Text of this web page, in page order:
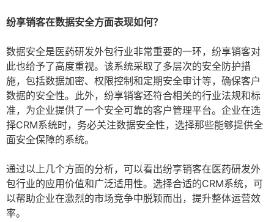
纷享销客在数据安全方面表现如何？
数据安全是医药研发外包行业非常重要的一环，纷享销客对
此也给予了高度重视。该系统采取了多层次的安全防护措
施，包括数据加密、权限控制和定期安全审计等，确保客户
数据的安全性。此外，纷享销客还符合相关的行业法规和标
准，为企业提供了一个安全可靠的客户管理平台。企业在选
择CRM系统时，务必关注数据安全性，选择那些能够提供全
面安全保障的系统。
通过以上几个方面的分析，可以看出纷享销客在医药研发外
包行业的应用价值和广泛适用性。选择合适的CRM系统，可
以帮助企业在激烈的市场竞争中脱颖而出，提升整体运营效
率。